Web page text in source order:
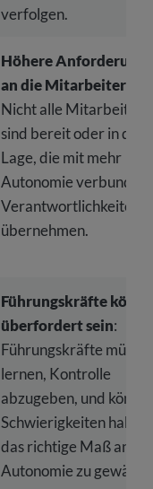
verfolgen.
Höhere
an die Mitarbeiter
Nicht alle Mitarbeiter
sind bereit oder in der
Lage, die mit mehr
Autonomie
Verantwortlichkeiten
übernehmen.
Führungskräfte
überfordert sein:
Führungskräfte
lernen, Kontrolle
abzugeben, und
Schwierigkeiten haben,
das richtige Maß an
Autonomie zu